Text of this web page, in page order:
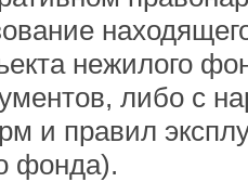
нежилого
либо с
и правил
фонда).